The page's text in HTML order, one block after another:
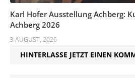
Karl Hofer Ausstellung Achberg:
Achberg 2026
3 AUGUST, 2026
HINTERLASSE JETZT EINEN